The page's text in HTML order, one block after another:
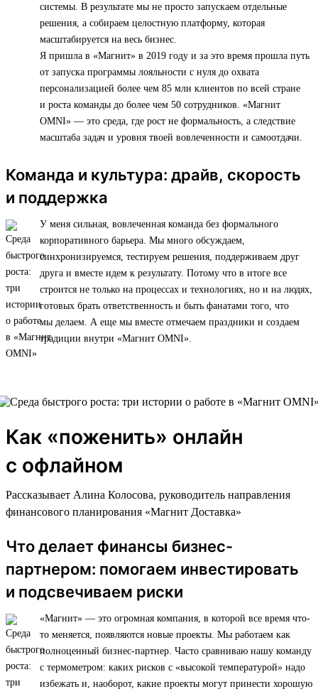
системы. В результате мы не просто запускаем отдельные
решения, а собираем целостную платформу, которая
масштабируется на весь бизнес.
Я пришла в «Магнит» в 2019 году и за это время прошла путь
от запуска программы лояльности с нуля до охвата
персонализацией более чем 85 млн клиентов по всей стране
и роста команды до более чем 50 сотрудников. «Магнит
OMNI» — это среда, где рост не формальность, а следствие
масштаба задач и уровня твоей вовлеченности и самоотдачи.
Команда и культура: драйв, скорость
и поддержка
У меня сильная, вовлеченная команда без формального
корпоративного барьера. Мы много обсуждаем,
синхронизируемся, тестируем решения, поддерживаем друг
друга и вместе идем к результату. Потому что в итоге все
строится не только на процессах и технологиях, но и на людях,
готовых брать ответственность и быть фанатами того, что
мы делаем. А еще мы вместе отмечаем праздники и создаем
традиции внутри «Магнит OMNI».
Как «поженить» онлайн
с офлайном
Рассказывает Алина Колосова, руководитель направления
финансового планирования «Магнит Доставка»
Что делает финансы бизнес-
партнером: помогаем инвестировать
и подсвечиваем риски
«Магнит» — это огромная компания, в которой все время что-
то меняется, появляются новые проекты. Мы работаем как
полноценный бизнес-партнер. Часто сравниваю нашу команду
с термометром: каких рисков с «высокой температурой» надо
избежать и, наоборот, какие проекты могут принести хорошую